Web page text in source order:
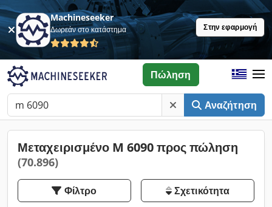
Machineseeker
Δωρεάν στο κατάστημα Στην εφαρμογή
Αναζήτηση
Πώληση
Μεταχειρισμένο M 6090 προς πώληση
(70.896)
Φίλτρο Σχετικότητα